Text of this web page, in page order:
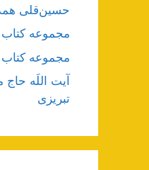
حسین‌قلی
مجموعه
مجموعه
آیت اللَه حاج
تبریزی